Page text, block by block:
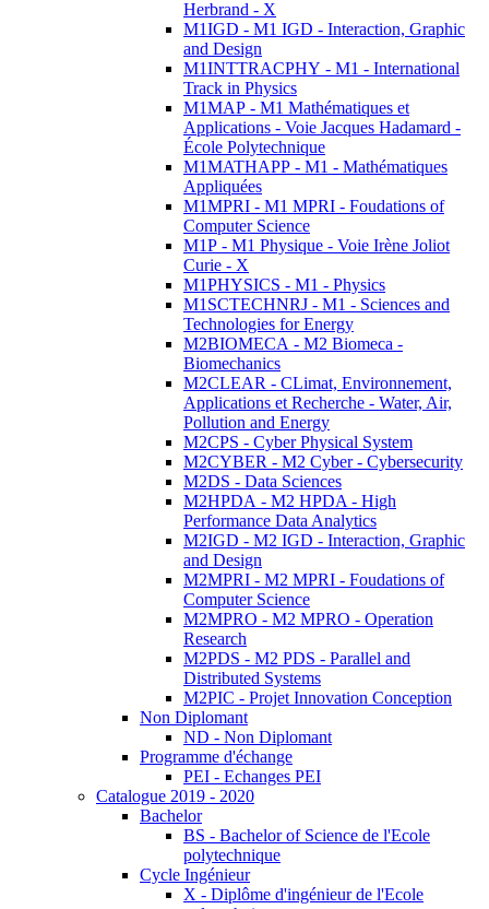
Herbrand - X
M1IGD - M1 IGD - Interaction, Graphic
and Design
M1INTTRACPHY - M1 - International
Track in Physics
M1MAP - M1 Mathématiques et
Applications - Voie Jacques Hadamard -
École Polytechnique
M1MATHAPP - M1 - Mathématiques
Appliquées
M1MPRI - M1 MPRI - Foudations of
Computer Science
M1P - M1 Physique - Voie Irène Joliot
Curie - X
M1PHYSICS - M1 - Physics
M1SCTECHNRJ - M1 - Sciences and
Technologies for Energy
M2BIOMECA - M2 Biomeca -
Biomechanics
M2CLEAR - CLimat, Environnement,
Applications et Recherche - Water, Air,
Pollution and Energy
M2CPS - Cyber Physical System
M2CYBER - M2 Cyber - Cybersecurity
M2DS - Data Sciences
M2HPDA - M2 HPDA - High
Performance Data Analytics
M2IGD - M2 IGD - Interaction, Graphic
and Design
M2MPRI - M2 MPRI - Foudations of
Computer Science
M2MPRO - M2 MPRO - Operation
Research
M2PDS - M2 PDS - Parallel and
Distributed Systems
M2PIC - Projet Innovation Conception
Non Diplomant
ND - Non Diplomant
Programme d'échange
PEI - Echanges PEI
Catalogue 2019 - 2020
Bachelor
BS - Bachelor of Science de l'Ecole
polytechnique
Cycle Ingénieur
X - Diplôme d'ingénieur de l'Ecole